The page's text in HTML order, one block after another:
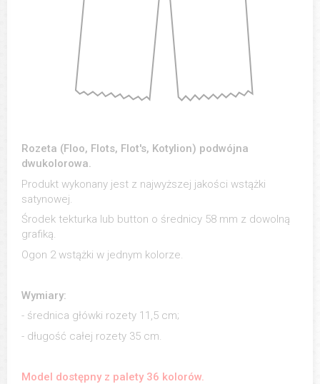
Rozeta (Floo, Flots, Flot's, Kotylion) podwójna
dwukolorowa.
Produkt wykonany jest z najwyższej jakości wstążki
satynowej.
Środek tekturka lub button o średnicy 58 mm z dowolną
grafiką.
Ogon 2 wstążki w jednym kolorze.
Wymiary:
- średnica główki rozety 11,5 cm;
- długość całej rozety 35 cm.
Model dostępny z palety 36 kolorów.